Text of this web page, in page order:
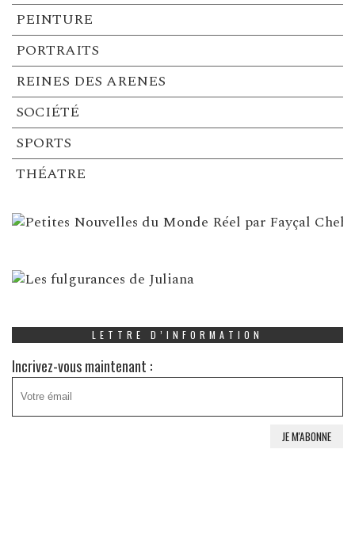
PEINTURE
PORTRAITS
REINES DES ARENES
SOCIÉTÉ
SPORTS
THÉATRE
LETTRE D’INFORMATION
Incrivez-vous maintenant :